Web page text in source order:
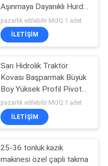
Aşınmaya Dayanıklı Hurda
Çöp
pazarlık edilebilir MOQ:1 adet
İLETIŞIM
Sarı Hidrolik Traktör
Kovası Başparmak Büyük
Boy Yüksek Profil Pivot
Pimi Bükümü Önler
pazarlık edilebilir MOQ:1 adet
İLETIŞIM
25-36 tonluk kazık
makinesi özel çaplı takma